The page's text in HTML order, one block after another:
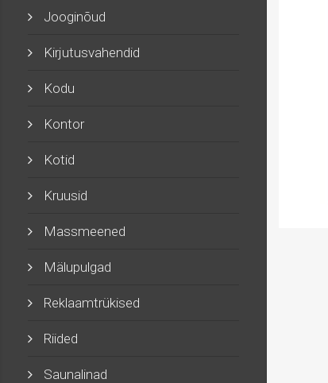
Jooginõud
Kirjutusvahendid
Kodu
Kontor
Kotid
Kruusid
Massmeened
Mälupulgad
Reklaamtrükised
Riided
Saunalinad